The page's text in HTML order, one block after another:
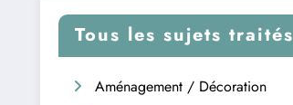
Tous les sujets traités
Aménagement / Décoration